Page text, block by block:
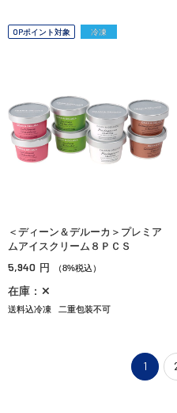
OPポイント対象 冷凍
＜ディーン＆デルーカ＞プレミア
ムアイスクリーム８ＰＣＳ
5,940 円 （8%税込）
在庫：✕
送料込冷凍 二重包装不可
1